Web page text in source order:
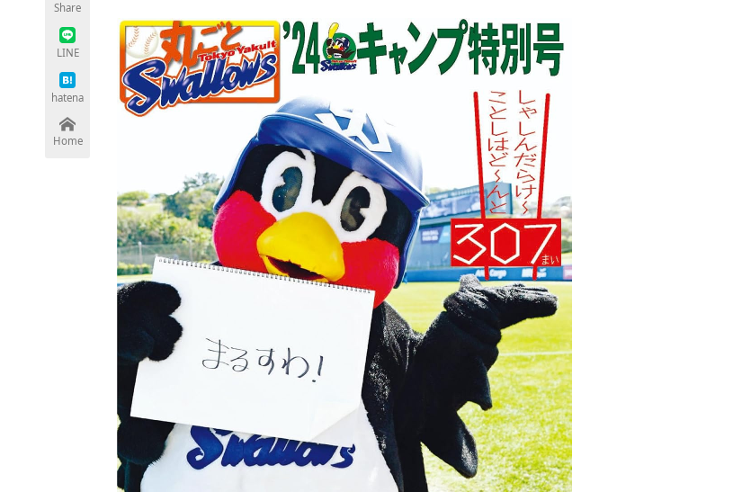
Share
LINE
hatena
Home